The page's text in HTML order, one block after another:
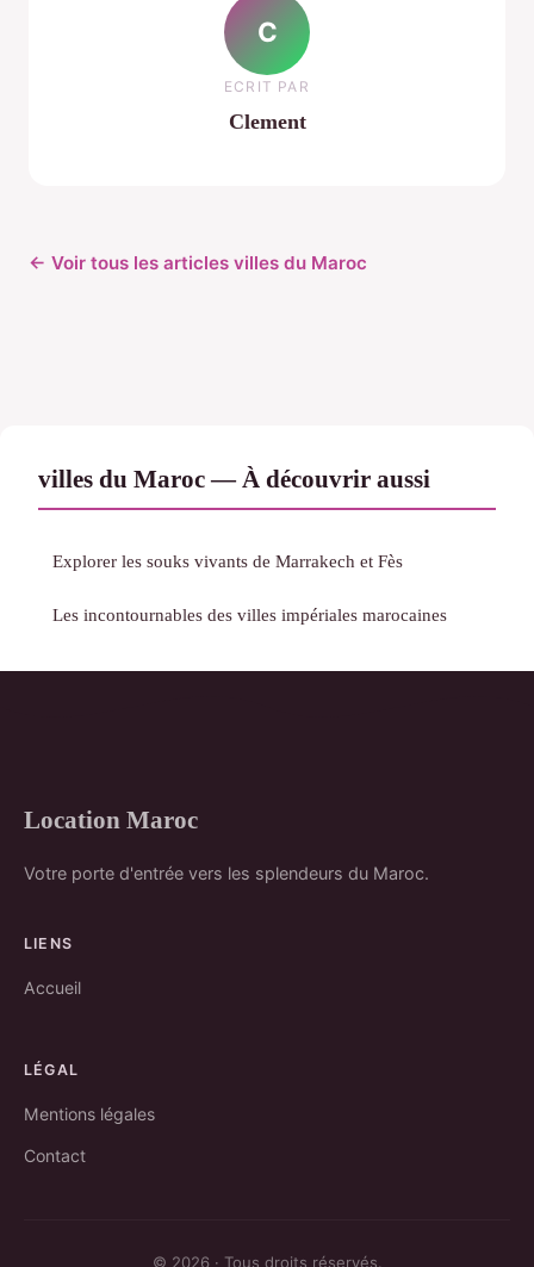
C
ECRIT PAR
Clement
← Voir tous les articles villes du Maroc
villes du Maroc — À découvrir aussi
Explorer les souks vivants de Marrakech et Fès
Les incontournables des villes impériales marocaines
Location Maroc
Votre porte d'entrée vers les splendeurs du Maroc.
LIENS
Accueil
LÉGAL
Mentions légales
Contact
© 2026 · Tous droits réservés.